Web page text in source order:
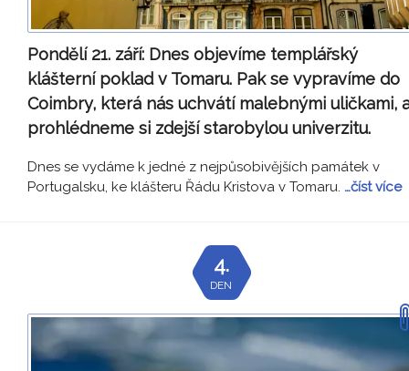
Pondělí 21. září: Dnes objevíme templářský
klášterní poklad v Tomaru. Pak se vypravíme do
Coimbry, která nás uchvátí malebnými uličkami,
prohlédneme si zdejší starobylou univerzitu.
Dnes se vydáme k jedné z nejpůsobivějších památek v
Portugalsku, ke klášteru Řádu Kristova v Tomaru. …číst více
4.
DEN